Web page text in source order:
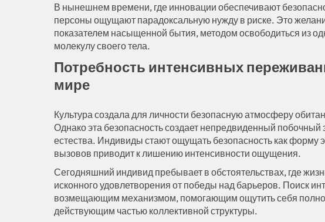
В нынешнем времени, где инновации обеспечивают
персоны ощущают парадоксальную нужду в риске. Это
показателем насыщенной бытия, методом освободиться из
молекулу своего тела.
Потребность интенсивных
мире
Культура создала для личности безопасную атмосферу
Однако эта безопасность создает непредвиденный
естества. Индивиды стают ощущать безопасность как форму
вызовов приводит к лишению интенсивности ощущения.
Сегодняшний индивид пребывает в обстоятельствах, где
исконного удовлетворения от победы над барьеров. Поиск
возмещающим механизмом, помогающим ощутить себя
действующим частью коллективной структуры.